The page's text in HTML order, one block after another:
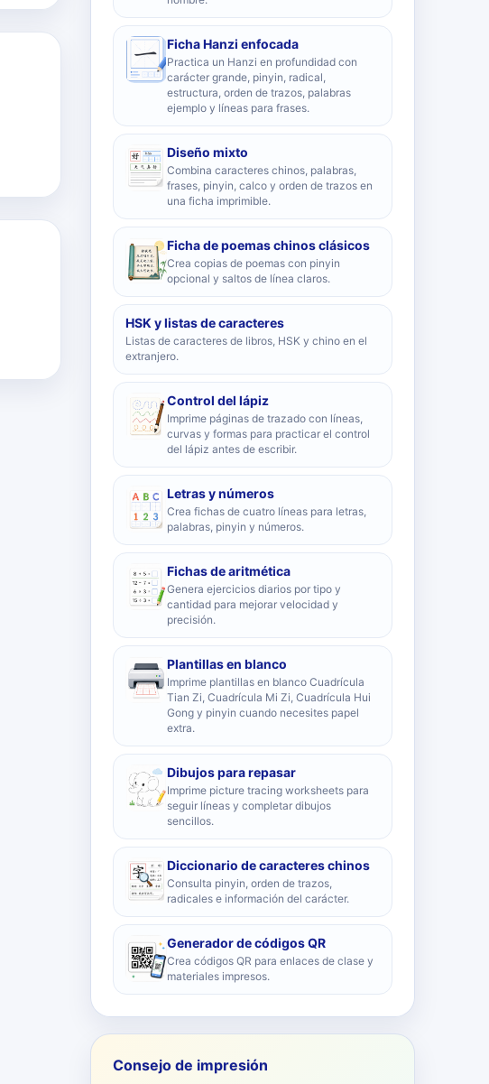
Ficha Hanzi enfocada
Practica un Hanzi en profundidad con
carácter grande, pinyin, radical,
estructura, orden de trazos, palabras
ejemplo y líneas para frases.
Diseño mixto
Combina caracteres chinos, palabras,
frases, pinyin, calco y orden de trazos en
una ficha imprimible.
Ficha de poemas chinos clásicos
Crea copias de poemas con pinyin
opcional y saltos de línea claros.
HSK y listas de caracteres
Listas de caracteres de libros, HSK y chino en el
extranjero.
Control del lápiz
Imprime páginas de trazado con líneas,
curvas y formas para practicar el control
del lápiz antes de escribir.
Letras y números
Crea fichas de cuatro líneas para letras,
palabras, pinyin y números.
Fichas de aritmética
Genera ejercicios diarios por tipo y
cantidad para mejorar velocidad y
precisión.
Plantillas en blanco
Imprime plantillas en blanco Cuadrícula
Tian Zi, Cuadrícula Mi Zi, Cuadrícula Hui
Gong y pinyin cuando necesites papel
extra.
Dibujos para repasar
Imprime picture tracing worksheets para
seguir líneas y completar dibujos
sencillos.
Diccionario de caracteres chinos
Consulta pinyin, orden de trazos,
radicales e información del carácter.
Generador de códigos QR
Crea códigos QR para enlaces de clase y
materiales impresos.
Consejo de impresión